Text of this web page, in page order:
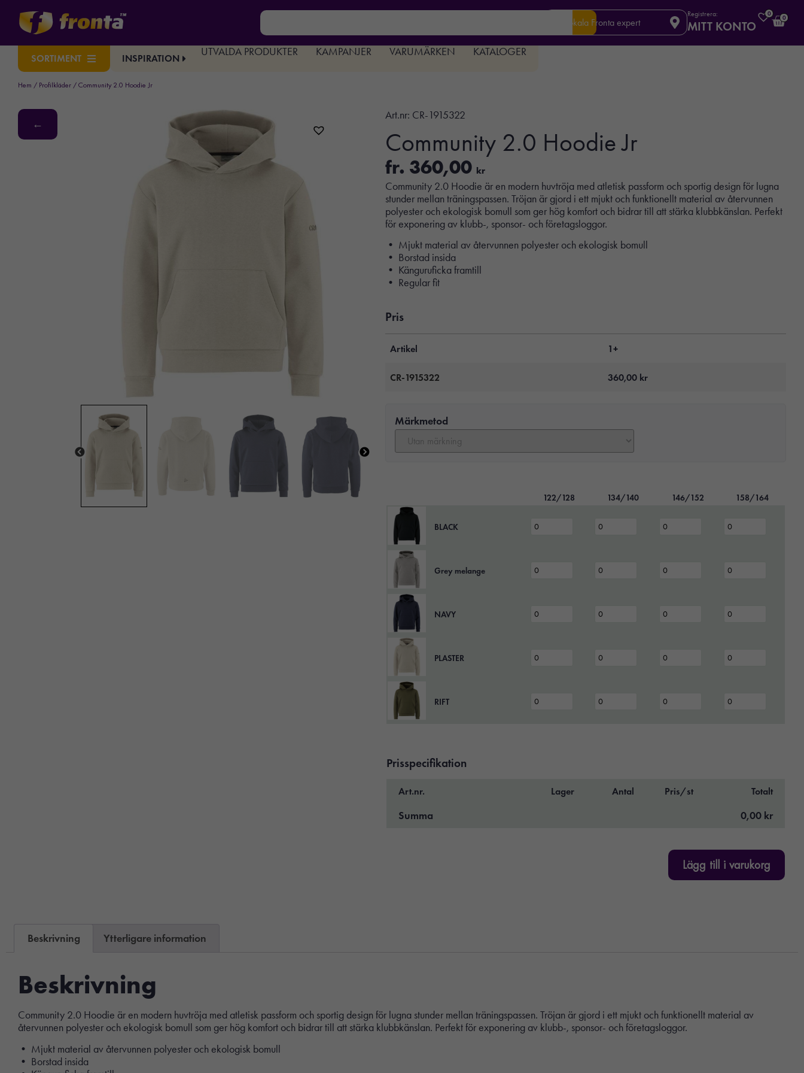
Din lokala Fronta expert
Registrera:
MITT KONTO
0
0
SORTIMENT INSPIRATION
UTVALDA PRODUKTER KAMPANJER VARUMÄRKEN KATALOGER
Hem / Profilkläder / Community 2.0 Hoodie Jr
←
Art.nr: CR-1915322
Community 2.0 Hoodie Jr
fr. 360,00 kr
Community 2.0 Hoodie är en modern huvtröja med atletisk passform och sportig design för lugna
stunder mellan träningspassen. Tröjan är gjord i ett mjukt och funktionellt material av återvunnen
polyester och ekologisk bomull som ger hög komfort och bidrar till att stärka klubbkänslan. Perfekt
för exponering av klubb-, sponsor- och företagsloggor.
• Mjukt material av återvunnen polyester och ekologisk bomull
• Borstad insida
• Känguruficka framtill
• Regular fit
Pris
Artikel 1+
CR-1915322 360,00 kr
Märkmetod
122/128 134/140 146/152 158/164
BLACK
Grey melange
NAVY
PLASTER
RIFT
Prisspecifikation
Art.nr. Lager Antal Pris/st Totalt
Summa 0,00 kr
Lägg till i varukorg
Beskrivning Ytterligare information
Beskrivning
Community 2.0 Hoodie är en modern huvtröja med atletisk passform och sportig design för lugna stunder mellan träningspassen. Tröjan är gjord i ett mjukt och funktionellt material av
återvunnen polyester och ekologisk bomull som ger hög komfort och bidrar till att stärka klubbkänslan. Perfekt för exponering av klubb-, sponsor- och företagsloggor.
• Mjukt material av återvunnen polyester och ekologisk bomull
• Borstad insida